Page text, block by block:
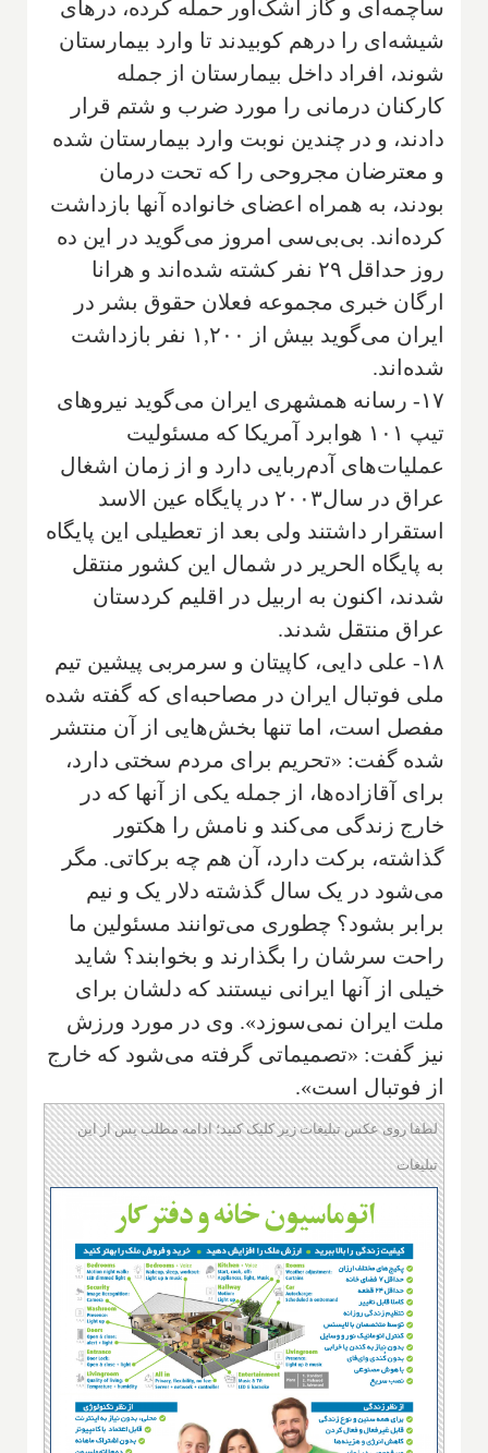
ساچمه‌ای و گاز اشک‌آور حمله کرده، درهای
شیشه‌ای را درهم کوبیدند تا وارد بیمارستان
شوند، افراد داخل بیمارستان از جمله
کارکنان درمانی را مورد ضرب و شتم قرار
دادند، و در چندین نوبت وارد بیمارستان شده
و معترضان مجروحی را که تحت درمان
بودند، به همراه اعضای خانواده آنها بازداشت
کرده‌اند. بی‌بی‌سی امروز می‌گوید در این ده
روز حداقل ۲۹ نفر کشته شده‌اند و هرانا
ارگان خبری مجموعه فعلان حقوق بشر در
ایران می‌گوید بیش از ۱,۲۰۰ نفر بازداشت
شده‌اند.
۱۷- رسانه همشهری ایران می‌گوید نیروهای
تیپ ۱۰۱ هوابرد آمریکا که مسئولیت
عملیات‌های آدم‌ربایی دارد و از زمان اشغال
عراق در سال۲۰۰۳ در پایگاه عین الاسد
استقرار داشتند ولی بعد از تعطیلی این پایگاه
به پایگاه الحریر در شمال این کشور منتقل
شدند، اکنون به اربیل در اقلیم کردستان
عراق منتقل شدند.
۱۸- علی دایی، کاپیتان و سرمربی پیشین تیم
ملی فوتبال ایران در مصاحبه‌ای که گفته شده
مفصل است، اما تنها بخش‌هایی از آن منتشر
شده گفت: «تحریم برای مردم سختی دارد،
برای آقازاده‌ها، از جمله یکی از آنها که در
خارج زندگی می‌کند و نامش را هکتور
گذاشته، برکت دارد، آن هم چه برکاتی. مگر
می‌شود در یک سال گذشته دلار یک و نیم
برابر بشود؟ چطوری می‌توانند مسئولین ما
راحت سرشان را بگذارند و بخوابند؟ شاید
خیلی از آنها ایرانی نیستند که دلشان برای
ملت ایران نمی‌سوزد». وی در مورد ورزش
نیز گفت: «تصمیماتی گرفته می‌شود که خارج
از فوتبال است».
لطفا روی عکس تبلیغات زیر کلیک کنید؛ ادامه مطلب پس از این
تبلیغات